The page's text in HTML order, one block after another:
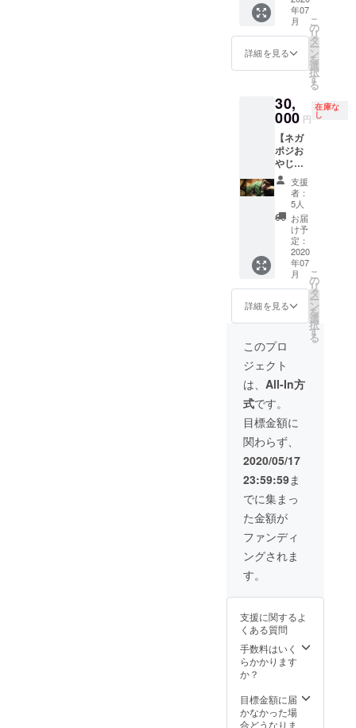
は、郵
送もし
くは店
舗での
能です
ので、
支援時
にご選
択くだ
さい。
=15000
成時期
は応相
談とな
りま
作成し
た音源
の著作
権は参
加した
アー
ティス
トに属
しま
す。
年07
月
詳細を見る
こ
の
リ
タ
ー
ン
を
選
択
す
る
30,
000 円
在庫な
し
【ネガ
ポジお
やじ、
山崎ゴ
ローが
貴方(バ
ンド可)
の為だ
けにPA
をやっ
てその
後最低3
時間は
本気で
説教を
してく
れる
権】 ネ
ガポジ
名物、
山崎ゴ
ローの
貴重な
お説教
を受け
ること
ができ
ます。
お説教
された
方は音
楽性が
さらに
よくな
なし！
で説教
しても
らいた
い方限
定とな
す。 ＊
日程は
後日相
支援
者：
5人
お届
け予
定：
2020
年07
月
詳細を見る
こ
の
リ
タ
ー
ン
を
選
択
す
る
このプロ
ジェクト
は、 All-In方
式です。
目標金額に
関わらず、
2020/05/17
23:59:59ま
でに集まっ
た金額が
ファンディ
ングされま
す。
支援に関するよ
くある質問
手数料はいく
らかかります
か？
目標金額に届
かなかった場
合どうなりま